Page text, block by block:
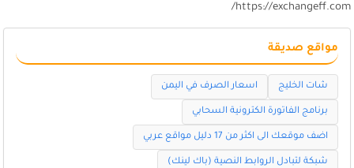
https://exchangeff.com/
مواقع صديقة
شات الخليج اسعار الصرف في اليمن
برنامج الفاتورة الكترونية السحابي
اضف موقعك الى اكثر من 17 دليل مواقع عربي
شبكة لتبادل الروابط النصية (باك لينك)